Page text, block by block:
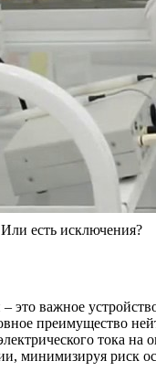
есть исключения?
важное
преимущество
тока
минимизируя риск